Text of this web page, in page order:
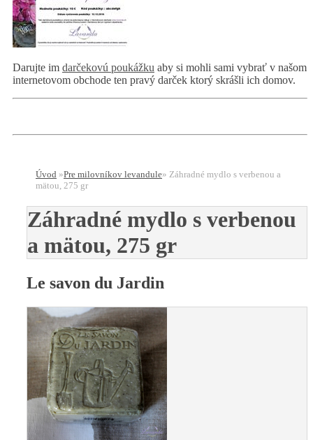
Darujte im darčekovú poukážku aby si mohli sami vybrať v našom
internetovom obchode ten pravý darček ktorý skrášli ich domov.
Úvod »Pre milovníkov levandule» Záhradné mydlo s verbenou a
mätou, 275 gr
Záhradné mydlo s verbenou
a mätou, 275 gr
Le savon du Jardin